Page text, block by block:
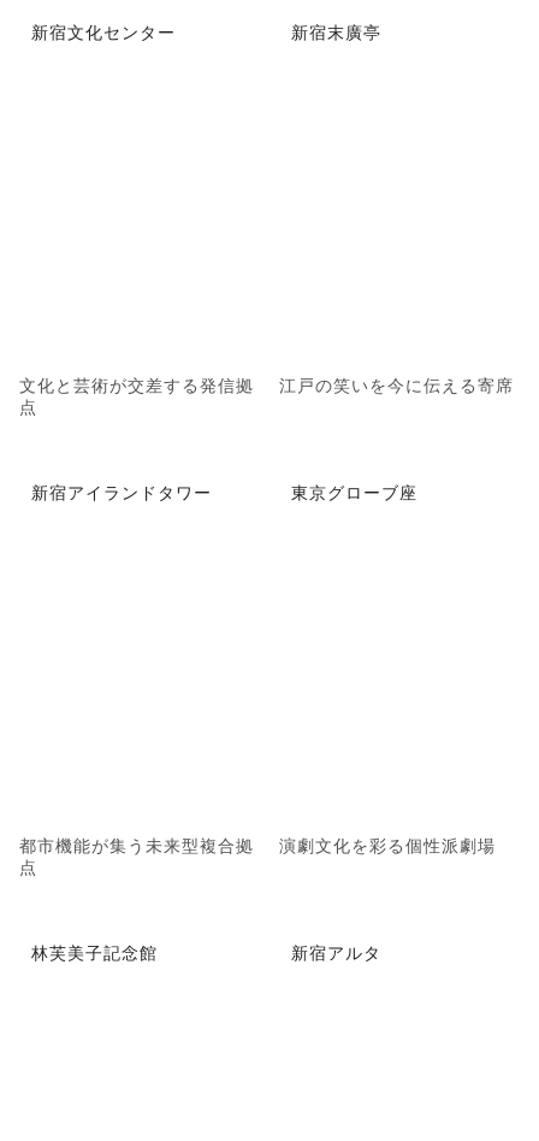
新宿文化センター
文化と芸術が交差する発信拠
点
新宿末廣亭
江戸の笑いを今に伝える寄席
新宿アイランドタワー
都市機能が集う未来型複合拠
点
東京グローブ座
演劇文化を彩る個性派劇場
林芙美子記念館 新宿アルタ